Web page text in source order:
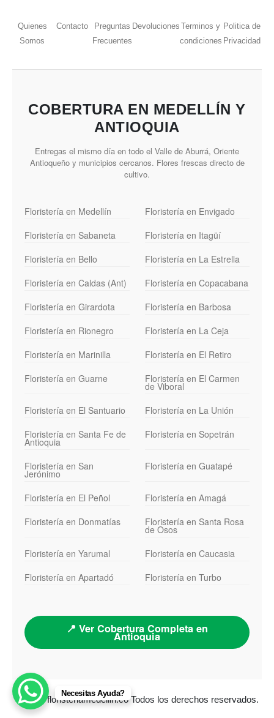
Quienes
Somos
Contacto
Preguntas
Frecuentes
Devoluciones Terminos y
condiciones
Politica de
Privacidad
COBERTURA EN MEDELLÍN Y
ANTIOQUIA
Entregas el mismo día en todo el Valle de Aburrá, Oriente
Antioqueño y municipios cercanos. Flores frescas directo de
cultivo.
Floristería en Medellín
Floristería en Envigado
Floristería en Sabaneta
Floristería en Itagüí
Floristería en Bello
Floristería en La Estrella
Floristería en Caldas (Ant)
Floristería en Copacabana
Floristería en Girardota
Floristería en Barbosa
Floristería en Rionegro
Floristería en La Ceja
Floristería en Marinilla
Floristería en El Retiro
Floristería en Guarne
Floristería en El Carmen
de Viboral
Floristería en El Santuario
Floristería en La Unión
Floristería en Santa Fe de
Antioquia
Floristería en Sopetrán
Floristería en San
Jerónimo
Floristería en Guatapé
Floristería en El Peñol
Floristería en Amagá
Floristería en Donmatías
Floristería en Santa Rosa
de Osos
Floristería en Yarumal
Floristería en Caucasia
Floristería en Apartadó
Floristería en Turbo
📍 Ver Cobertura Completa en
Antioquia
© 2026 floristeriamedellin.co Todos los derechos reservados.
Necesitas Ayuda?